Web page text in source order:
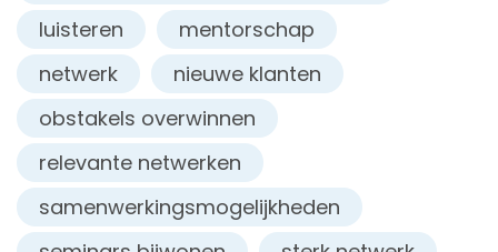
luisteren
mentorschap
netwerk
nieuwe klanten
obstakels overwinnen
relevante netwerken
samenwerkingsmogelijkheden